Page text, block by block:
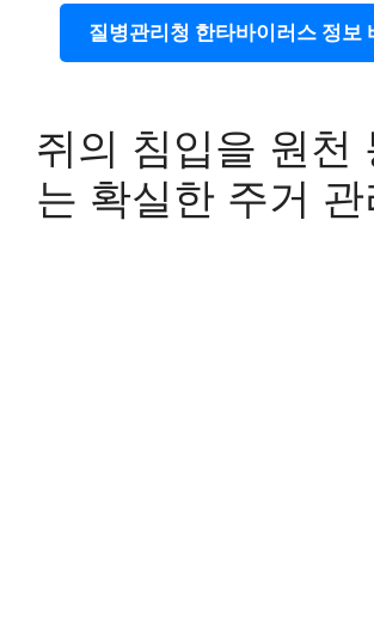
질병관리청 한타바이러스 정보
쥐의 침입을 원천
는 확실한 주거 관